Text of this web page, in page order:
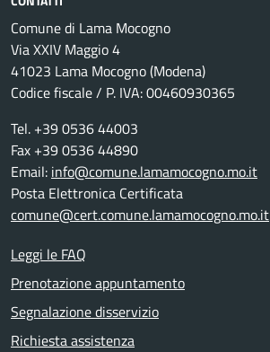
Comune di Lama Mocogno
Via XXIV Maggio 4
41023 Lama Mocogno (Modena)
Codice fiscale / P. IVA: 00460930365
Tel. +39 0536 44003
Fax +39 0536 44890
Email: info@comune.lamamocogno.mo.it
Posta Elettronica Certificata
comune@cert.comune.lamamocogno.mo.it
Leggi le FAQ
Prenotazione appuntamento
Segnalazione disservizio
Richiesta assistenza